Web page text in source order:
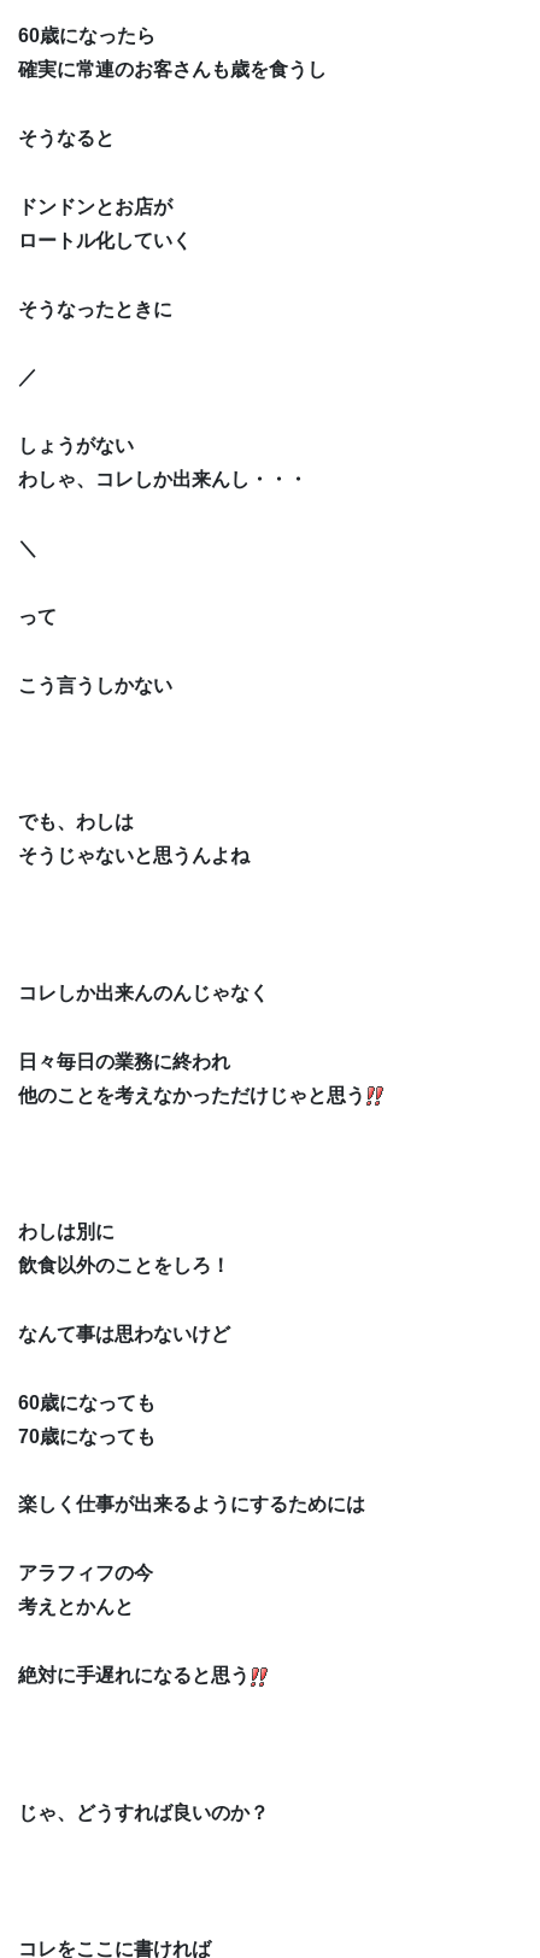
60歳になったら
確実に常連のお客さんも歳を食うし
そうなると
ドンドンとお店が
ロートル化していく
そうなったときに
／
しょうがない
わしゃ、コレしか出来んし・・・
＼
って
こう言うしかない
でも、わしは
そうじゃないと思うんよね
コレしか出来んのんじゃなく
日々毎日の業務に終われ
他のことを考えなかっただけじゃと思う
わしは別に
飲食以外のことをしろ！
なんて事は思わないけど
60歳になっても
70歳になっても
楽しく仕事が出来るようにするためには
アラフィフの今
考えとかんと
絶対に手遅れになると思う
じゃ、どうすれば良いのか？
コレをここに書ければ